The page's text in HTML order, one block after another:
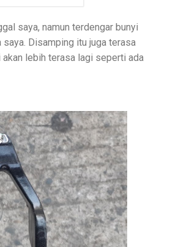
saya, namun terdengar bunyi
saya. Disamping itu juga terasa
lebih terasa lagi seperti ada